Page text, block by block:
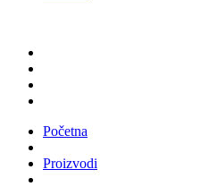
Početna
Proizvodi